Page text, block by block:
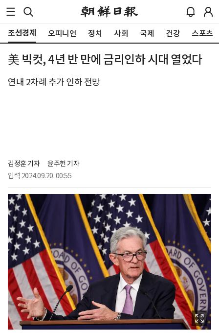
조선경제 오피니언 정치 사회 국제 건강 스포츠
美 빅컷, 4년 반 만에 금리인하 시대 열었다
연내 2차례 추가 인하 전망
김정훈 기자
윤주헌 기자
입력 2024.09.20. 00:55